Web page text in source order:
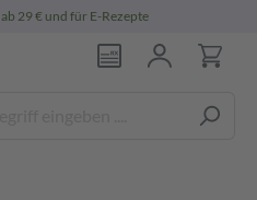
ab 29 € und für E-Rezepte